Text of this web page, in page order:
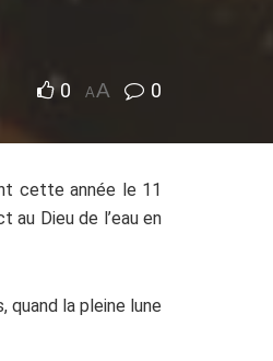
0 AA 0
cette année le 11
au Dieu de l’eau en
quand la pleine lune